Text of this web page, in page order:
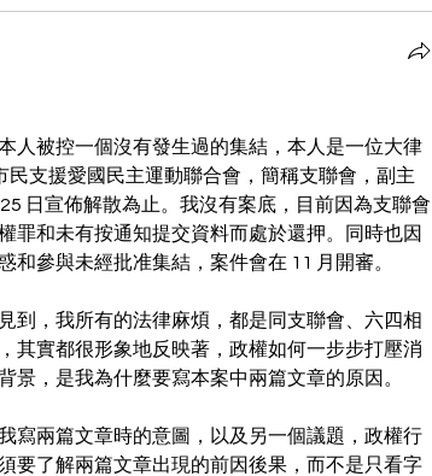
人被控一個沒有發生過的集結，本人是一位大律
民支援愛國民主運動聯合會，簡稱支聯會，副主
日宣佈解散為止。我沒有案底，目前因為支聯會
罪和未有按通知提交資料而處於還押。同時也因
和參與未經批准集結，案件會在 11 月開審。
到，我所有的法律麻煩，都是同支聯會、六四相
其實都很形象地反映著，政權如何一步步打壓消
景，是我為什麼要寫本案中兩篇文章的原因。
寫兩篇文章時的意圖，以及另一個議題，政權行
要了解兩篇文章出現的前因後果，而不是只看字